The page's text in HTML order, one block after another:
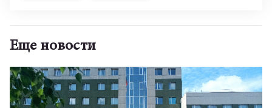
Еще новости